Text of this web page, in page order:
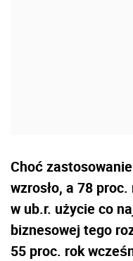
Choć
wzrosło, a 78
w ub.r. użycie co
biznesowej tego
55 proc. rok